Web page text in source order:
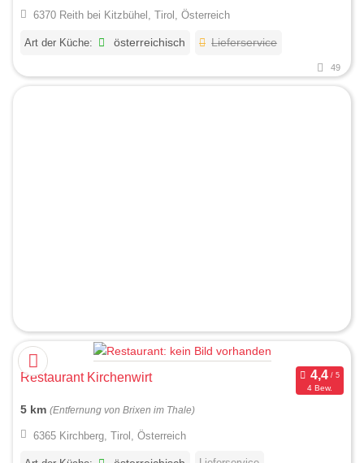
6370 Reith bei Kitzbühel, Tirol, Österreich
Art der Küche: österreichisch Lieferservice
49
Restaurant Kirchenwirt
4 Bew.
5 km (Entfernung von Brixen im Thale)
6365 Kirchberg, Tirol, Österreich